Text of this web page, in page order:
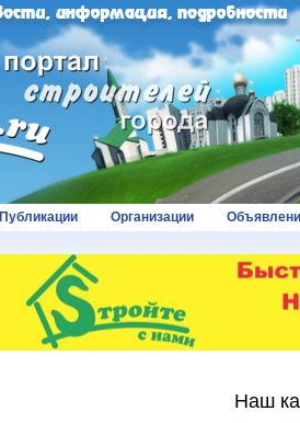
Публикации Организации
Наш